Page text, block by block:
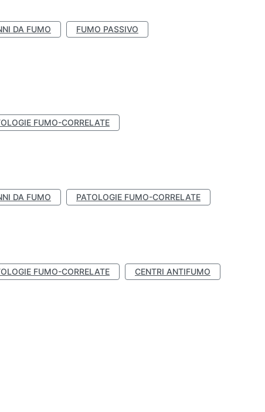
DA FUMO
FUMO PASSIVO
FUMO-CORRELATE
DA FUMO PATOLOGIE FUMO-CORRELATE
FUMO-CORRELATE CENTRI ANTIFUMO